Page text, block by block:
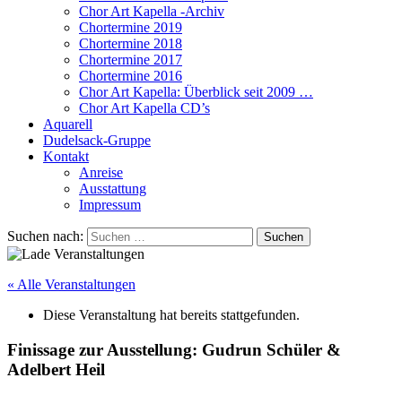
Chor Art Kapella -Archiv
Chortermine 2019
Chortermine 2018
Chortermine 2017
Chortermine 2016
Chor Art Kapella: Überblick seit 2009 …
Chor Art Kapella CD’s
Aquarell
Dudelsack-Gruppe
Kontakt
Anreise
Ausstattung
Impressum
Suchen nach:
« Alle Veranstaltungen
Diese Veranstaltung hat bereits stattgefunden.
Finissage zur Ausstellung: Gudrun Schüler &
Adelbert Heil